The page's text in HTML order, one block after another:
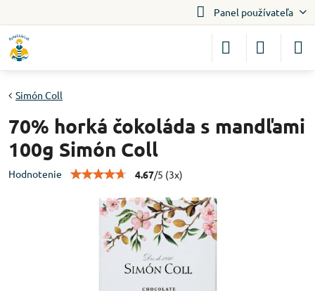
Panel používateľa
Simón Coll
70% horká čokoláda s mandľami
100g Simón Coll
Hodnotenie 4.67/5 (3x)